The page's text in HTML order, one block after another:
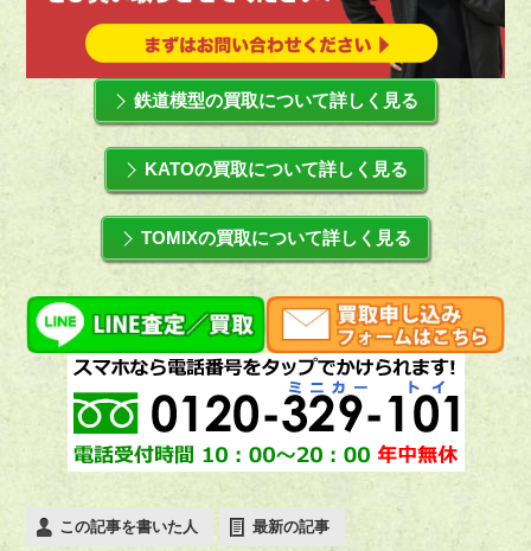
鉄道模型の買取について詳しく見る
KATOの買取について詳しく見る
TOMIXの買取について詳しく見る
この記事を書いた人 最新の記事